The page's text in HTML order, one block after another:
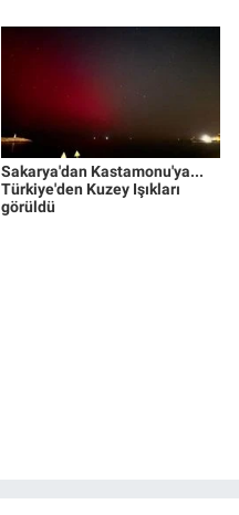
Sakarya'dan Kastamonu'ya...
Türkiye'den Kuzey Işıkları
görüldü